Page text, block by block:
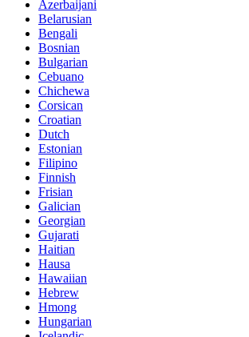
Azerbaijani
Belarusian
Bengali
Bosnian
Bulgarian
Cebuano
Chichewa
Corsican
Croatian
Dutch
Estonian
Filipino
Finnish
Frisian
Galician
Georgian
Gujarati
Haitian
Hausa
Hawaiian
Hebrew
Hmong
Hungarian